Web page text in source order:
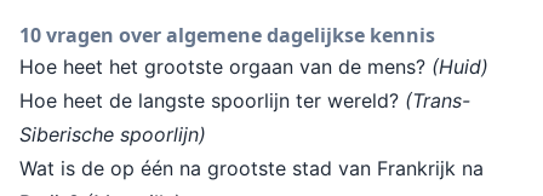
10 vragen over algemene dagelijkse kennis
Hoe heet het grootste orgaan van de mens? (Huid)
Hoe heet de langste spoorlijn ter wereld? (Trans-
Siberische spoorlijn)
Wat is de op één na grootste stad van Frankrijk na